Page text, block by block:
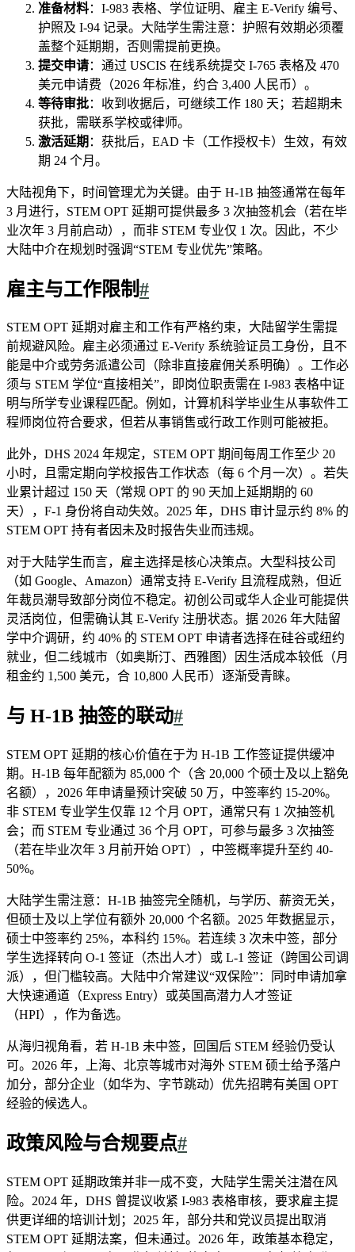
准备材料：I-983 表格、学位证明、雇主 E-Verify 编号、
护照及 I-94 记录。大陆学生需注意：护照有效期必须覆
盖整个延期期，否则需提前更换。
提交申请：通过 USCIS 在线系统提交 I-765 表格及 470
美元申请费（2026 年标准，约合 3,400 人民币）。
等待审批：收到收据后，可继续工作 180 天；若超期未
获批，需联系学校或律师。
激活延期 ：获批后，EAD 卡（工作授权卡）生效，有效
期 24 个月。
大陆视角下，时间管理尤为关键。由于 H-1B 抽签通常在每年
3 月进行，STEM OPT 延期可提供最多 3 次抽签机会（若在毕
业次年 3 月前启动），而非 STEM 专业仅 1 次。因此，不少
大陆中介在规划时强调“STEM 专业优先”策略。
雇主与工作限制#
STEM OPT 延期对雇主和工作有严格约束，大陆留学生需提
前规避风险。雇主必须通过 E-Verify 系统验证员工身份，且不
能是中介或劳务派遣公司（除非直接雇佣关系明确）。工作必
须与 STEM 学位“直接相关”，即岗位职责需在 I-983 表格中证
明与所学专业课程匹配。例如，计算机科学毕业生从事软件工
程师岗位符合要求，但若从事销售或行政工作则可能被拒。
此外，DHS 2024 年规定，STEM OPT 期间每周工作至少 20
小时，且需定期向学校报告工作状态（每 6 个月一次）。若失
业累计超过 150 天（常规 OPT 的 90 天加上延期期的 60
天），F-1 身份将自动失效。2025 年，DHS 审计显示约 8% 的
STEM OPT 持有者因未及时报告失业而违规。
对于大陆学生而言，雇主选择是核心决策点。大型科技公司
（如 Google、Amazon）通常支持 E-Verify 且流程成熟，但近
年裁员潮导致部分岗位不稳定。初创公司或华人企业可能提供
灵活岗位，但需确认其 E-Verify 注册状态。据 2026 年大陆留
学中介调研，约 40% 的 STEM OPT 申请者选择在硅谷或纽约
就业，但二线城市（如奥斯汀、西雅图）因生活成本较低（月
租金约 1,500 美元，合 10,800 人民币）逐渐受青睐。
与 H-1B 抽签的联动#
STEM OPT 延期的核心价值在于为 H-1B 工作签证提供缓冲
期。H-1B 每年配额为 85,000 个（含 20,000 个硕士及以上豁免
名额），2026 年申请量预计突破 50 万，中签率约 15-20%。
非 STEM 专业学生仅靠 12 个月 OPT，通常只有 1 次抽签机
会；而 STEM 专业通过 36 个月 OPT，可参与最多 3 次抽签
（若在毕业次年 3 月前开始 OPT），中签概率提升至约 40-
50%。
大陆学生需注意：H-1B 抽签完全随机，与学历、薪资无关，
但硕士及以上学位有额外 20,000 个名额。2025 年数据显示，
硕士中签率约 25%，本科约 15%。若连续 3 次未中签，部分
学生选择转向 O-1 签证（杰出人才）或 L-1 签证（跨国公司调
派），但门槛较高。大陆中介常建议“双保险”：同时申请加拿
大快速通道（Express Entry）或英国高潜力人才签证
（HPI），作为备选。
从海归视角看，若 H-1B 未中签，回国后 STEM 经验仍受认
可。2026 年，上海、北京等城市对海外 STEM 硕士给予落户
加分，部分企业（如华为、字节跳动）优先招聘有美国 OPT
经验的候选人。
政策风险与合规要点#
STEM OPT 延期政策并非一成不变，大陆学生需关注潜在风
险。2024 年，DHS 曾提议收紧 I-983 表格审核，要求雇主提
供更详细的培训计划；2025 年，部分共和党议员提出取消
STEM OPT 延期法案，但未通过。2026 年，政策基本稳定，